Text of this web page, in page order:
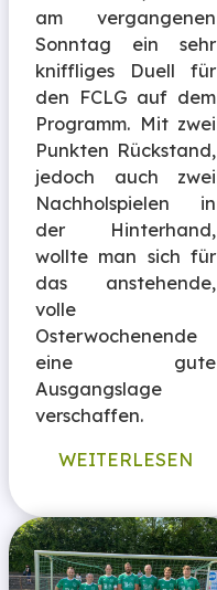
am vergangenen
Sonntag ein sehr
kniffliges Duell für
den FCLG auf dem
Programm. Mit zwei
Punkten Rückstand,
jedoch auch zwei
Nachholspielen in
der Hinterhand,
wollte man sich für
das anstehende,
volle
Osterwochenende
eine gute
Ausgangslage
verschaffen.
WEITERLESEN